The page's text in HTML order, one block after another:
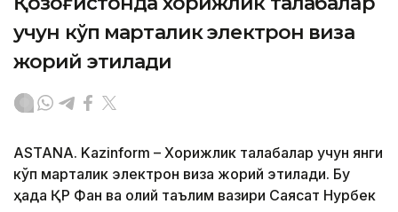
учун кўп марталик электрон виза
жорий этилади
ASTANA. Kazinform – Хорижлик талабалар учун янги
кўп марталик электрон виза жорий этилади. Бу
ҳақда ҚР Фан ва олий таълим вазири Саясат Нурбек